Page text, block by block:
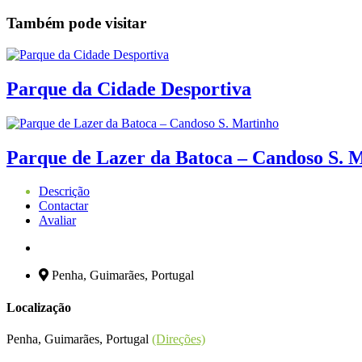
Também pode visitar
Parque da Cidade Desportiva
Parque de Lazer da Batoca – Candoso S.
Descrição
Contactar
Avaliar
Penha, Guimarães, Portugal
Localização
Penha, Guimarães, Portugal (Direções)